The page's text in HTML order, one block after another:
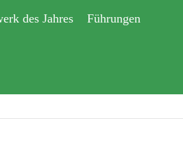
des Jahres Führungen